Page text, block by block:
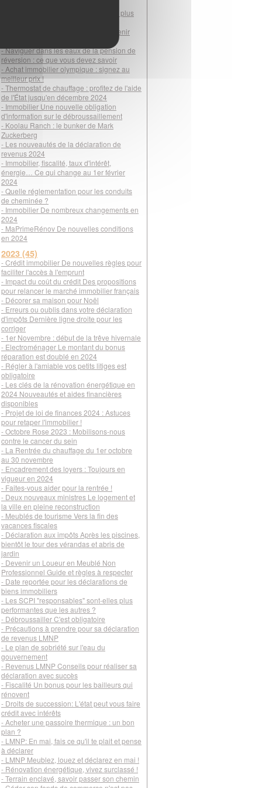
- DPE : une visite bien préparée pour plus
- Famille recomposée : simplifiez l'avenir
- Naviguer dans les eaux de la pension de
réversion : ce que vous devez savoir
- Achat immobilier olympique : signez au
meilleur prix !
- Thermostat de chauffage : profitez de l'aide
de l'État jusqu'en décembre 2024
- Immobilier Une nouvelle obligation
d'information sur le débroussaillement
- Koolau Ranch : le bunker de Mark
Zuckerberg
- Les nouveautés de la déclaration de
revenus 2024
- Immobilier, fiscalité, taux d'intérêt,
énergie… Ce qui change au 1er février
2024
- Quelle réglementation pour les conduits
de cheminée ?
- Immobilier De nombreux changements en
2024
- MaPrimeRénov De nouvelles conditions
en 2024
2023 (45)
- Crédit immobilier De nouvelles règles pour
faciliter l'accès à l'emprunt
- Impact du coût du crédit Des propositions
pour relancer le marché immobilier français
- Décorer sa maison pour Noël
- Erreurs ou oublis dans votre déclaration
d'impôts Dernière ligne droite pour les
corriger
- 1er Novembre : début de la trêve hivernale
- Electroménager Le montant du bonus
réparation est doublé en 2024
- Régler à l'amiable vos petits litiges est
obligatoire
- Les clés de la rénovation énergétique en
2024 Nouveautés et aides financières
disponibles
- Projet de loi de finances 2024 : Astuces
pour retaper l'immobilier !
- Octobre Rose 2023 : Mobilisons-nous
contre le cancer du sein
- La Rentrée du chauffage du 1er octobre
au 30 novembre
- Encadrement des loyers : Toujours en
vigueur en 2024
- Faites-vous aider pour la rentrée !
- Deux nouveaux ministres Le logement et
la ville en pleine reconstruction
- Meublés de tourisme Vers la fin des
vacances fiscales
- Déclaration aux impôts Après les piscines,
bientôt le tour des vérandas et abris de
jardin
- Devenir un Loueur en Meublé Non
Professionnel Guide et règles à respecter
- Date reportée pour les déclarations de
biens immobiliers
- Les SCPI "responsables" sont-elles plus
performantes que les autres ?
- Débroussailler C'est obligatoire
- Précautions à prendre pour sa déclaration
de revenus LMNP
- Le plan de sobriété sur l'eau du
gouvernement
- Revenus LMNP Conseils pour réaliser sa
déclaration avec succès
- Fiscalité Un bonus pour les bailleurs qui
rénovent
- Droits de succession: L'état peut vous faire
crédit avec intérêts
- Acheter une passoire thermique : un bon
plan ?
- LMNP: En mai, fais ce qu'il te plait et pense
à déclarer
- LMNP Meublez, louez et déclarez en mai !
- Rénovation énergétique, vivez surclassé !
- Terrain enclavé, savoir passer son chemin